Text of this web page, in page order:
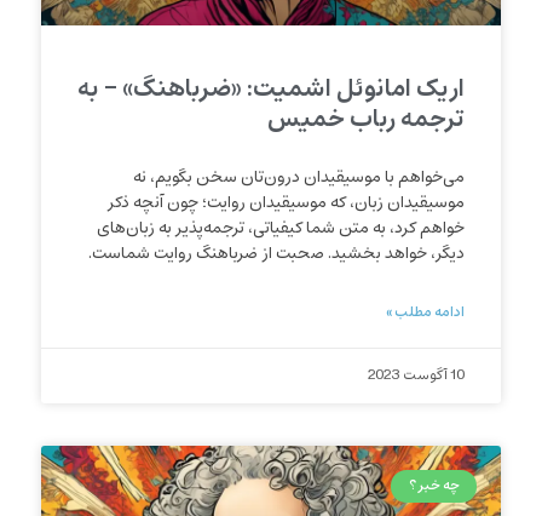
اریک امانوئل اشمیت: «ضرباهنگ» – به
ترجمه رباب خمیس
می‌خواهم با موسیقیدان درون‌تان سخن بگویم، نه
موسیقیدان زبان، که موسیقیدان روایت؛ چون آنچه ذکر
خواهم کرد، به متن شما کیفیاتی، ترجمه‌پذیر به زبان‌های
دیگر، خواهد بخشید. صحبت از ضرباهنگ روایت شماست.
ادامه مطلب »
10 آگوست 2023
چه خبر؟